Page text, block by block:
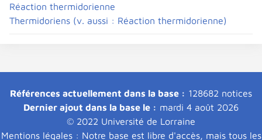
Réaction thermidorienne
Thermidoriens (v. aussi : Réaction thermidorienne)
Références actuellement dans la base : 128682 notices
Dernier ajout dans la base le : mardi 4 août 2026
© 2022 Université de Lorraine
Mentions légales : Notre base est libre d'accès, mais tous les